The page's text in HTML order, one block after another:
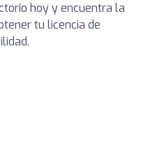
hoy y encuentra la
tu licencia de